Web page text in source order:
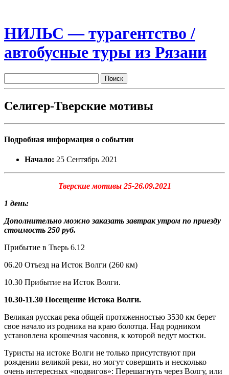
НИЛЬС — турагентство /
автобусные туры из Рязани
Селигер-Тверские мотивы
Подробная информация о событии
Начало: 25 Сентябрь 2021
Тверские мотивы 25-26.09.2021
1 день:
Дополнительно можно заказать завтрак утром по приезду
стоимость 250 руб.
Прибытие в Тверь 6.12
06.20 Отъезд на Исток Волги (260 км)
10.30 Прибытие на Исток Волги.
10.30-11.30 Посещение Истока Волги.
Великая русская река общей протяженностью 3530 км берет
свое начало из родника на краю болотца. Над родником
установлена крошечная часовня, к которой ведут мостки.
Туристы на истоке Волги не только присутствуют при
рождении великой реки, но могут совершить и несколько
очень интересных «подвигов»: Перешагнуть через Волгу, или